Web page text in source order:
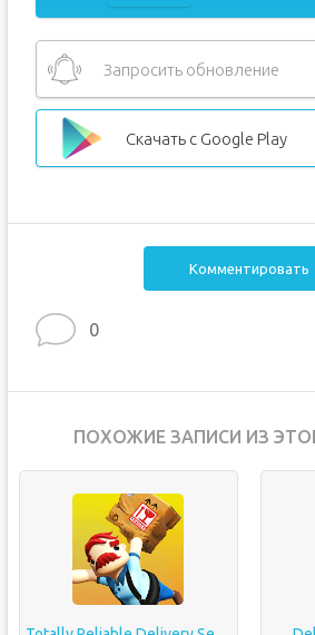
Запросить обновление
Скачать с Google Play
Комментировать
0
ПОХОЖИЕ ЗАПИСИ ИЗ